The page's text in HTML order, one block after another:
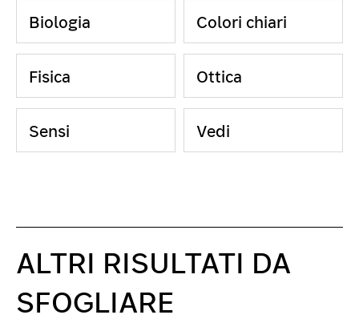
Biologia Colori chiari
Fisica Ottica
Sensi Vedi
ALTRI RISULTATI DA
SFOGLIARE